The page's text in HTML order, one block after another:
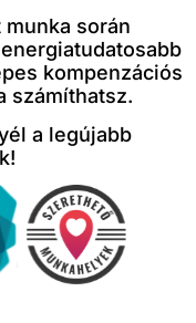
munka során
kompenzációs
számíthatsz.
a legújabb